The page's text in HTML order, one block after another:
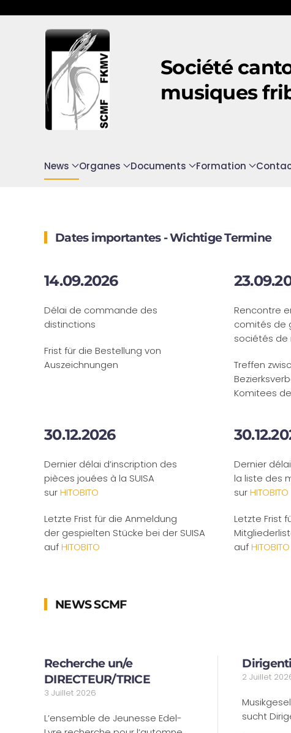
Accéder au contenu principal
Société
musiques
News Organes Documents Formation
Dates importantes - Wichtige Termine
14.09.2026
Délai de commande des
distinctions
Frist für die Bestellung von
Auszeichnungen
Rencontre
comités de
sociétés de
Treffen
Komitees
30.12.2026
Dernier délai d’inscription des
pièces jouées à la SUISA
surHITOBITO
Letzte Frist für die Anmeldung
der gespielten Stücke bei der SUISA
aufHITOBITO
Dernier
la liste des
surHITOBITO
Letzte Frist
aufHITOBITO
NEWS SCMF
Recherche un/e
DIRECTEUR/TRICE
3 Juillet 2026
L’ensemble de Jeunesse Edel-
2 Juillet
sucht